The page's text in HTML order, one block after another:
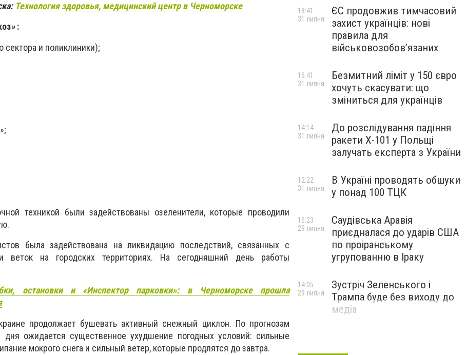
Технология здоровья, медицинский центр в Черноморске
»:
сектора и поликлиники);
техникой были задействованы озеленители, которые проводили
была задействована на ликвидацию последствий, связанных с
веток на городских территориях. На сегодняшний день работы
остановки и «Инспектор парковки»: в Черноморске прошла
продолжает бушевать активный снежный циклон. По прогнозам
дня ожидается существенное ухудшение погодных условий: сильные
мокрого снега и сильный ветер, которые продлятся до завтра.
ЄС продовжив тимчасовий
захист українців: нові
правила для
військовозобов’язаних
18:41
31 липня
Безмитний ліміт у 150 євро
хочуть скасувати: що
зміниться для українців
16:41
31 липня
До розслідування падіння
ракети Х-101 у Польщі
залучать експерта з України
14:14
31 липня
В Україні проводять обшуки
у понад 100 ТЦК
12:22
31 липня
Саудівська Аравія
приєдналася до ударів США
по проіранському
угрупованню в Іраку
15:23
29 липня
Зустріч Зеленського і
Трампа буде без виходу до
медіа
14:05
29 липня